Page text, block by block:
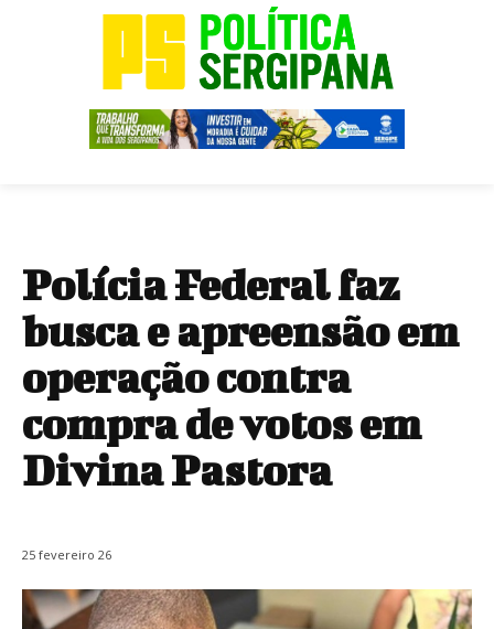
Polícia Federal faz
busca e apreensão em
operação contra
compra de votos em
Divina Pastora
25 fevereiro 26